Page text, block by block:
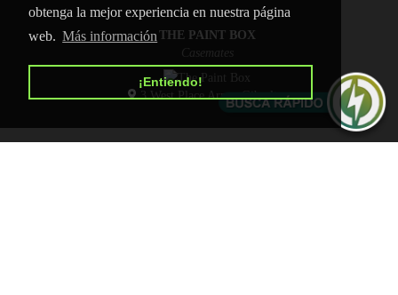
obtenga la mejor experiencia en nuestra página
web. Más información
¡Entiendo!
THE PAINT BOX
Casemates
3 West Place Arms, Gibraltar